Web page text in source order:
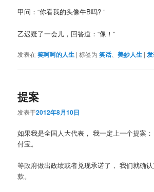
甲问：“你看我的头像牛B吗? ”
乙迟疑了一会儿，回答道：“像！”
发表在笑呵呵的人生 |标签为 笑话、美妙人生 |
提案
发表于2012年8月10日
如果我是全国人大代表， 我一定上一个提案
付宝。
等政府做出政绩或者兑现承诺了， 我们就确
款。